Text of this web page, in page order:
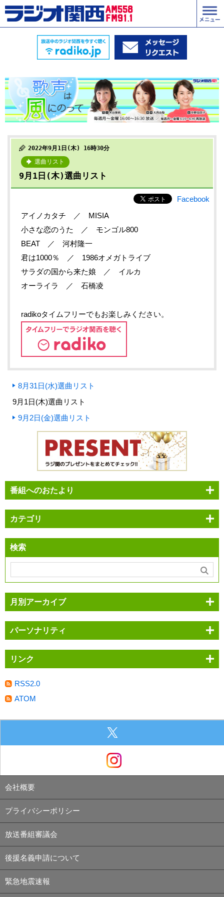
2022年9月1日(木) 16時30分
選曲リスト
9月1日(木)選曲リスト
Facebook
アイノカタチ ／ MISIA
小さな恋のうた ／ モンゴル800
BEAT ／ 河村隆一
君は1000％ ／ 1986オメガトライブ
サラダの国から来た娘 ／ イルカ
オーライラ ／ 石橋凌
radikoタイムフリーでもお楽しみください。
8月31日(水)選曲リスト
9月1日(木)選曲リスト
9月2日(金)選曲リスト
番組へのおたより
カテゴリ
検索
月別アーカイブ
パーソナリティ
リンク
RSS2.0
ATOM
会社概要
プライバシーポリシー
放送番組審議会
後援名義申請について
緊急地震速報